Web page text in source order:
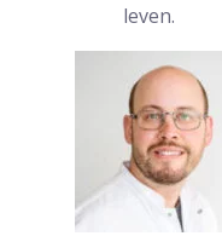
leven.